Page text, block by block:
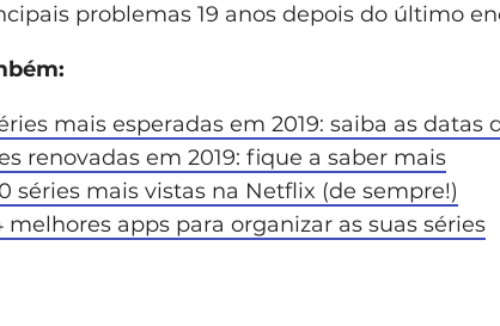
problemas 19 anos depois do último
mais esperadas em 2019: saiba as datas
renovadas em 2019: fique a saber mais
séries mais vistas na Netflix (de sempre!)
melhores apps para organizar as suas séries